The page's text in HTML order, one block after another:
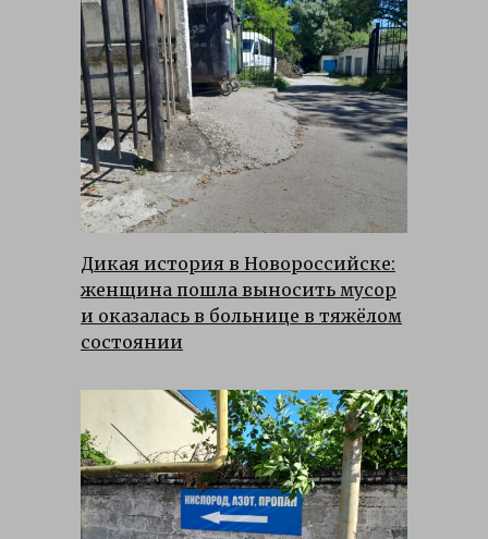
Дикая история в Новороссийске:
женщина пошла выносить мусор
и оказалась в больнице в тяжёлом
состоянии